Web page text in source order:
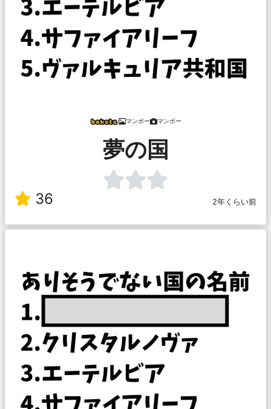
マンボー マンボー
夢の国
36 2年くらい前